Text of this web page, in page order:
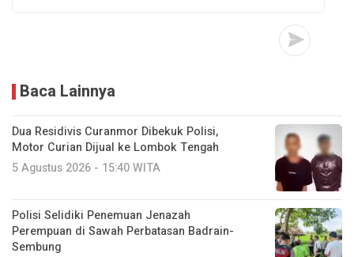
Baca Lainnya
Dua Residivis Curanmor Dibekuk Polisi,
Motor Curian Dijual ke Lombok Tengah
5 Agustus 2026 - 15:40 WITA
Polisi Selidiki Penemuan Jenazah
Perempuan di Sawah Perbatasan Badrain-
Sembung